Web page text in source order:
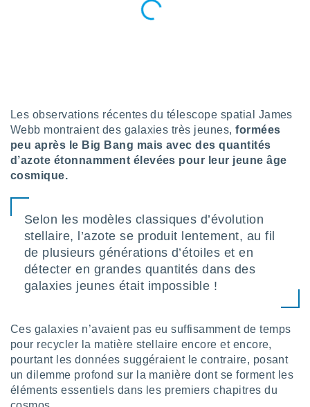
de
à
en
des
de
web.
Les observations récentes du télescope spatial James
Webb montraient des galaxies très jeunes, formées
peu après le Big Bang mais avec des quantités
d’azote étonnamment élevées pour leur jeune âge
cosmique.
Selon les modèles classiques d’évolution
stellaire, l’azote se produit lentement, au fil
de plusieurs générations d’étoiles et en
détecter en grandes quantités dans des
galaxies jeunes était impossible !
Ces galaxies n’avaient pas eu suffisamment de temps
pour recycler la matière stellaire encore et encore,
pourtant les données suggéraient le contraire, posant
un dilemme profond sur la manière dont se forment les
éléments essentiels dans les premiers chapitres du